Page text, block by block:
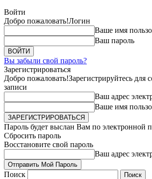
Войти
Добро пожаловать!Логин
Ваше имя
Ваш пароль
Вы забыли свой пароль?
Зарегистрироваться
Добро пожаловать!Зарегистрируйтесь для
записи
Ваш адрес
Ваше имя
Пароль будет выслан Вам по электронной
Сбросить пароль
Восстановите свой пароль
Ваш адрес
Поиск